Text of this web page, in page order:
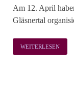
Am 12. April
Gläsnertal
WEITERLESEN